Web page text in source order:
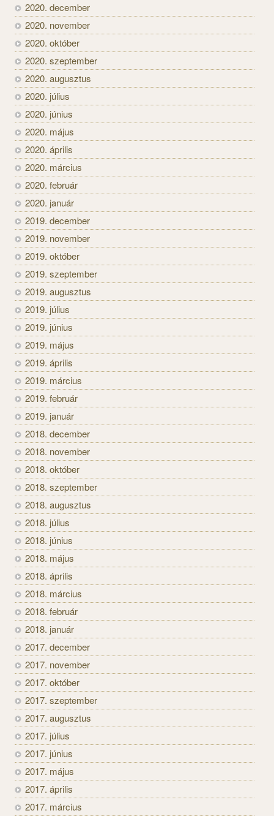
2020. december
2020. november
2020. október
2020. szeptember
2020. augusztus
2020. július
2020. június
2020. május
2020. április
2020. március
2020. február
2020. január
2019. december
2019. november
2019. október
2019. szeptember
2019. augusztus
2019. július
2019. június
2019. május
2019. április
2019. március
2019. február
2019. január
2018. december
2018. november
2018. október
2018. szeptember
2018. augusztus
2018. július
2018. június
2018. május
2018. április
2018. március
2018. február
2018. január
2017. december
2017. november
2017. október
2017. szeptember
2017. augusztus
2017. július
2017. június
2017. május
2017. április
2017. március